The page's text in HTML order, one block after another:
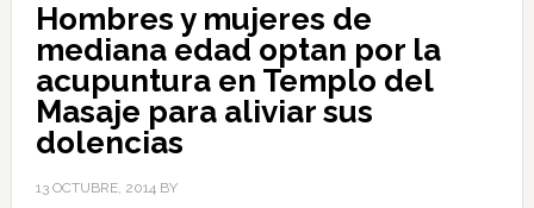
Hombres y mujeres de
mediana edad optan por la
acupuntura en Templo del
Masaje para aliviar sus
dolencias
13 OCTUBRE, 2014BY